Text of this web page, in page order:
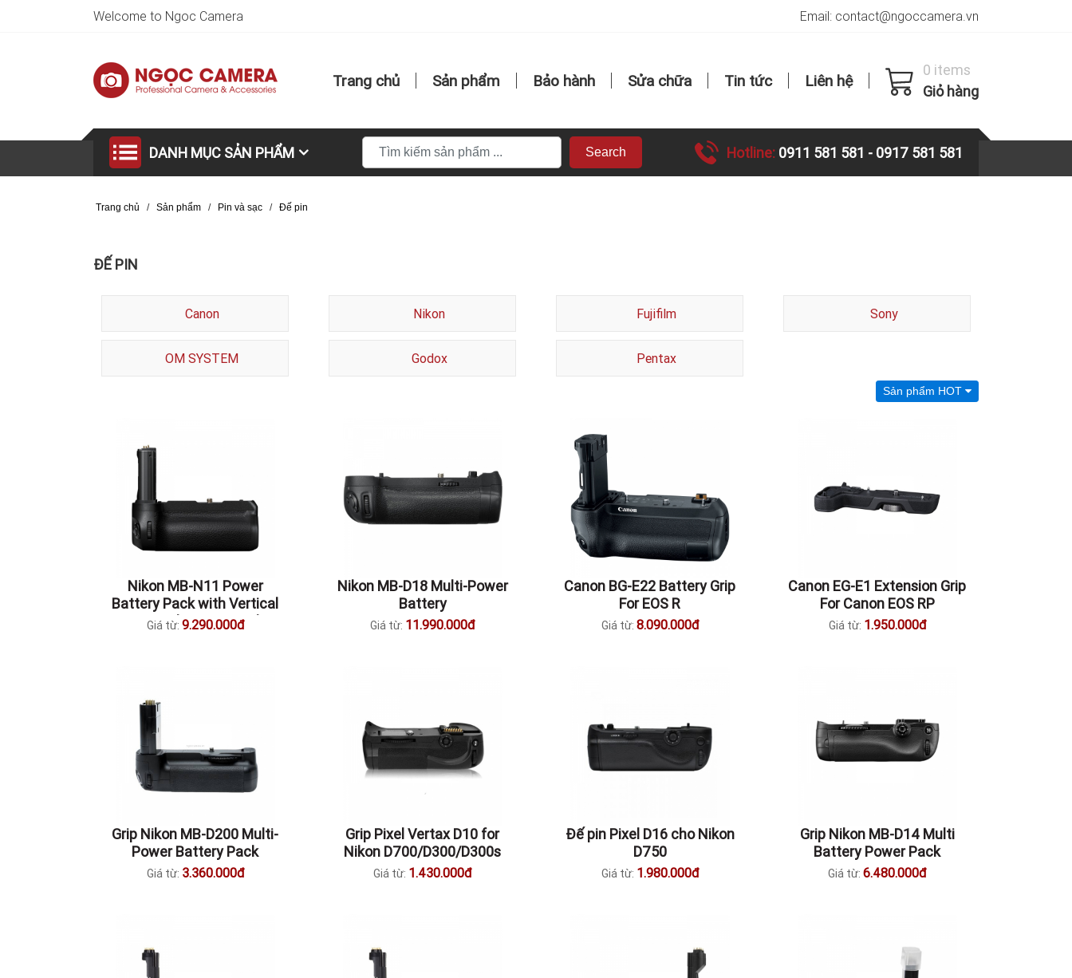
Welcome to Ngoc Camera Email: contact@ngoccamera.vn
Trang chủ Sản phẩm Bảo hành Sửa chữa Tin tức Liên hệ
0 items
Giỏ hàng
DANH MỤC SẢN PHẨM Search Hotline: 0911 581 581 - 0917 581 581
Trang chủ / Sản phẩm / Pin và sạc / Đế pin
ĐẾ PIN
Canon Nikon Fujifilm Sony
OM SYSTEM Godox Pentax
Sản phẩm HOT
Nikon MB-N11 Power
Battery Pack with Vertical
Grip For Nikon Z6 II / Nikon
Giá từ: 9.290.000đ
Nikon MB-D18 Multi-Power
Battery
Giá từ: 11.990.000đ
Canon BG-E22 Battery Grip
For EOS R
Giá từ: 8.090.000đ
Canon EG-E1 Extension Grip
For Canon EOS RP
Giá từ: 1.950.000đ
Grip Nikon MB-D200 Multi-
Power Battery Pack
Giá từ: 3.360.000đ
Grip Pixel Vertax D10 for
Nikon D700/D300/D300s
Giá từ: 1.430.000đ
Đế pin Pixel D16 cho Nikon
D750
Giá từ: 1.980.000đ
Grip Nikon MB-D14 Multi
Battery Power Pack
Giá từ: 6.480.000đ